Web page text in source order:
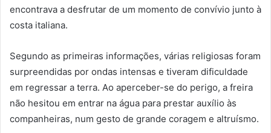
encontrava a desfrutar de um momento de convívio junto à
costa italiana.
Segundo as primeiras informações, várias religiosas foram
surpreendidas por ondas intensas e tiveram dificuldade
em regressar a terra. Ao aperceber-se do perigo, a freira
não hesitou em entrar na água para prestar auxílio às
companheiras, num gesto de grande coragem e altruísmo.